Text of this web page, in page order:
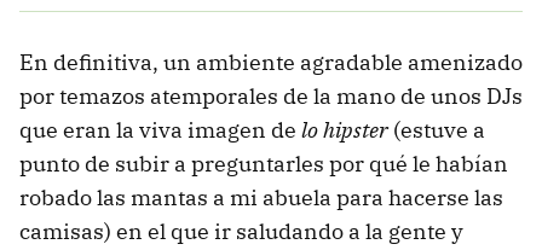
En definitiva, un ambiente agradable amenizado
por temazos atemporales de la mano de unos DJs
que eran la viva imagen de lo hipster(estuve a
punto de subir a preguntarles por qué le habían
robado las mantas a mi abuela para hacerse las
camisas) en el que ir saludando a la gente y